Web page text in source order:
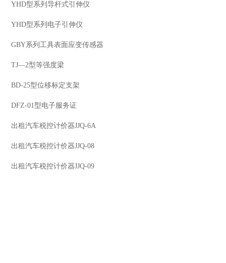
YHD型系列导杆式引伸仪
YHD型系列电子引伸仪
GBY系列工具表面应变传感器
TJ—2型等强度梁
BD-25型位移标定支架
DFZ-01型电子服务证
出租汽车税控计价器JJQ-6A
出租汽车税控计价器JJQ-08
出租汽车税控计价器JJQ-09